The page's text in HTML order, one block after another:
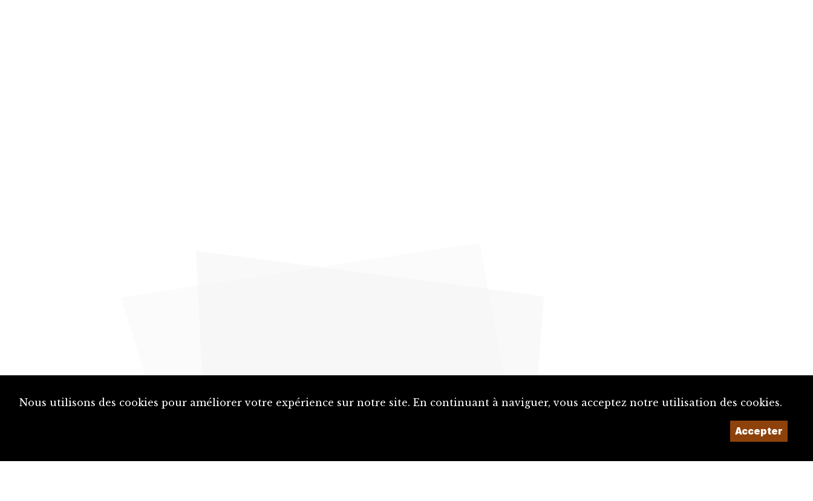
Nous utilisons des cookies pour améliorer votre expérience sur notre site. En continuant à naviguer, vous acceptez notre utilisation des cookies.
Accepter